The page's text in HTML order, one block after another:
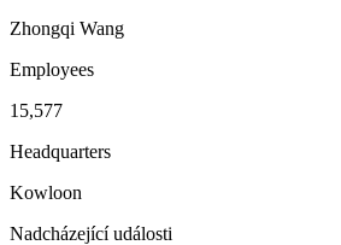
Zhongqi Wang
Employees
15,577
Headquarters
Kowloon
Nadcházející události